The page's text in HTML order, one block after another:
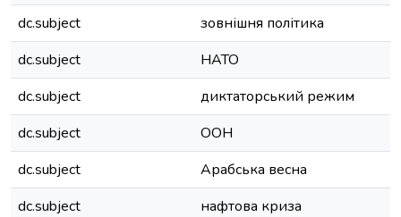
dc.subject
зовнішня політика
dc.subject
НАТО
dc.subject
диктаторський режим
dc.subject
ООН
dc.subject
Арабська весна
dc.subject
нафтова криза